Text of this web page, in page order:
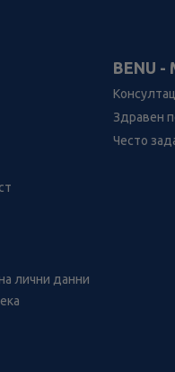
лични данни
BENU -
Здравен
Често
в